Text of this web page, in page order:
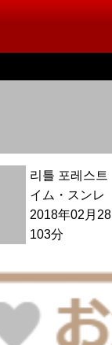
리틀 포레스트
イム・スンレ
2018年02月28
103分